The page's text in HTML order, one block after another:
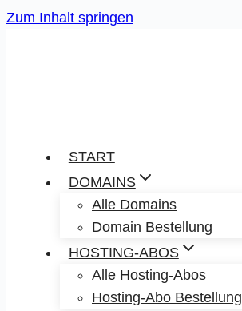
Zum Inhalt springen
START
DOMAINS
Alle Domains
Domain Bestellung
HOSTING-ABOS
Alle Hosting-Abos
Hosting-Abo Bestellung